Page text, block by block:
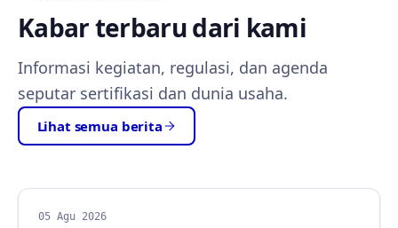
Kabar terbaru dari kami
Informasi kegiatan, regulasi, dan agenda
seputar sertifikasi dan dunia usaha.
Lihat semua berita
BERITA
05 Agu 2026